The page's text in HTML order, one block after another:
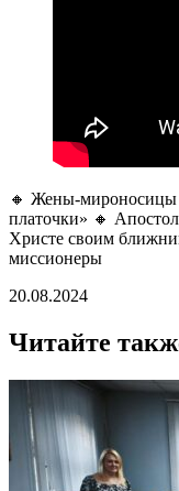
🔸 Жены-
платочки» 🔸
Христе своим
миссионеры
20.08.2024
Читайте